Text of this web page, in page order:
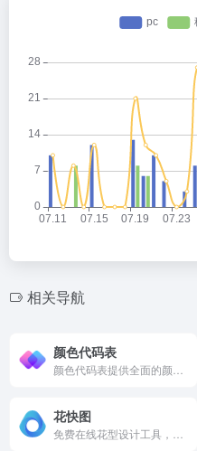
相关导航
颜色代码表
花快图